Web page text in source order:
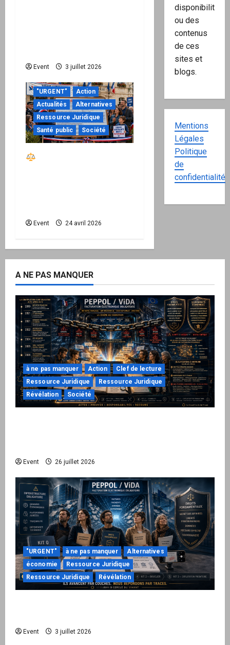
Event 3 juillet 2026
"URGENT"
Action
Actualités
Alternatives
Ressource Juridique
Santé public
Société
Event 24 avril 2026
disponibilité
ou des
contenus
de ces
sites et
blogs.
Mentions
Légales
Politique
de
confidentialité
A NE PAS MANQUER
à ne pas manquer Action
Clef de lecture
Ressource Juridique
Ressource Juridique
Révélation
Société
Event 26 juillet 2026
"URGENT" à ne pas manquer
Alternatives
économie
Ressource Juridique
Ressource Juridique
Révélation
Event 3 juillet 2026